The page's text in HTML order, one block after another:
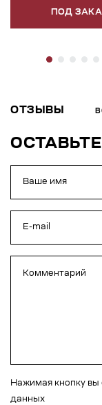
ПОД
ОТЗЫВЫ
Нажимая кнопку вы
данных